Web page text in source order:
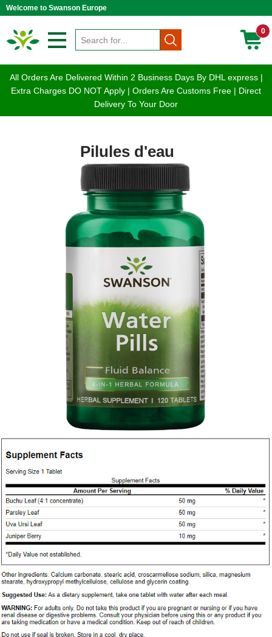
Welcome to Swanson Europe
0
All Orders Are Delivered Within 2 Business Days By DHL express |
Extra Charges DO NOT Apply | Orders Are Customs Free | Direct
Delivery To Your Door
Pilules d'eau